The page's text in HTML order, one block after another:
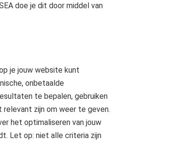
doe je dit door middel van
je jouw website kunt
onbetaalde
te bepalen, gebruiken
zijn om weer te geven.
het optimaliseren van jouw
Let op: niet alle criteria zijn